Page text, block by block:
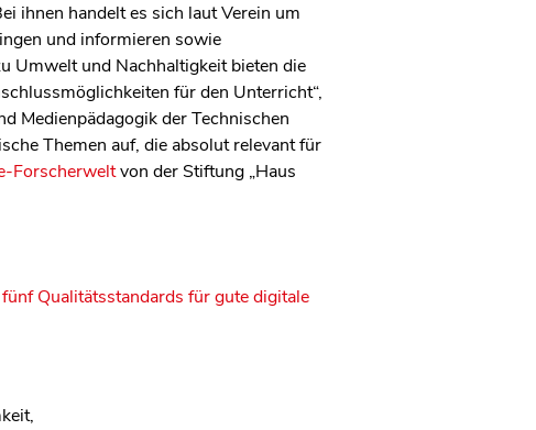
ihnen handelt es sich laut Verein um
und informieren sowie
Umwelt und Nachhaltigkeit bieten die
für den Unterricht“,
Medienpädagogik der Technischen
Themen auf, die absolut relevant für
Forscherweltvon der Stiftung „Haus
fünf Qualitätsstandards für gute digitale